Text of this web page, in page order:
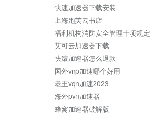
快速加速器下载安装
上海泡芙云书店
福利机构消防安全管理十项规定
艾可云加速器下载
快滚加速器怎么退款
国外vnp加速哪个好用
老王vqn加速2023
海外pvn加速器
蜂窝加速器破解版